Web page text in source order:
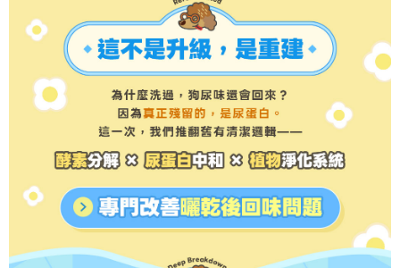
恩沛科技股份有限公司將有權停止該用戶之使用額度並採取法律行動。
每筆NT$145
貨到付款(無配送離島)
每筆NT$130，滿NT$1,200(含以上)免運費